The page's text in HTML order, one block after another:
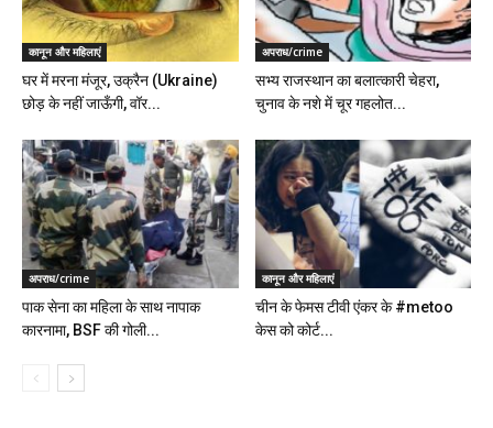
कानून और महिलाएं
घर में मरना मंजूर, उक्रैन (Ukraine)
छोड़ के नहीं जाऊँगी, वॉर...
अपराध/crime
सभ्य राजस्थान का बलात्कारी चेहरा,
चुनाव के नशे में चूर गहलोत...
अपराध/crime
पाक सेना का महिला के साथ नापाक
कारनामा, BSF की गोली...
कानून और महिलाएं
चीन के फेमस टीवी एंकर के #metoo
केस को कोर्ट...